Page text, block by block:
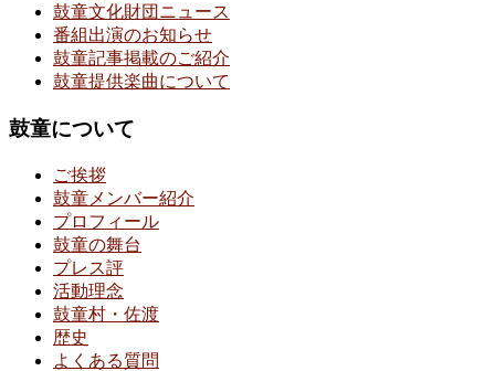
鼓童文化財団ニュース
番組出演のお知らせ
鼓童記事掲載のご紹介
鼓童提供楽曲について
鼓童について
ご挨拶
鼓童メンバー紹介
プロフィール
鼓童の舞台
プレス評
活動理念
鼓童村・佐渡
歴史
よくある質問